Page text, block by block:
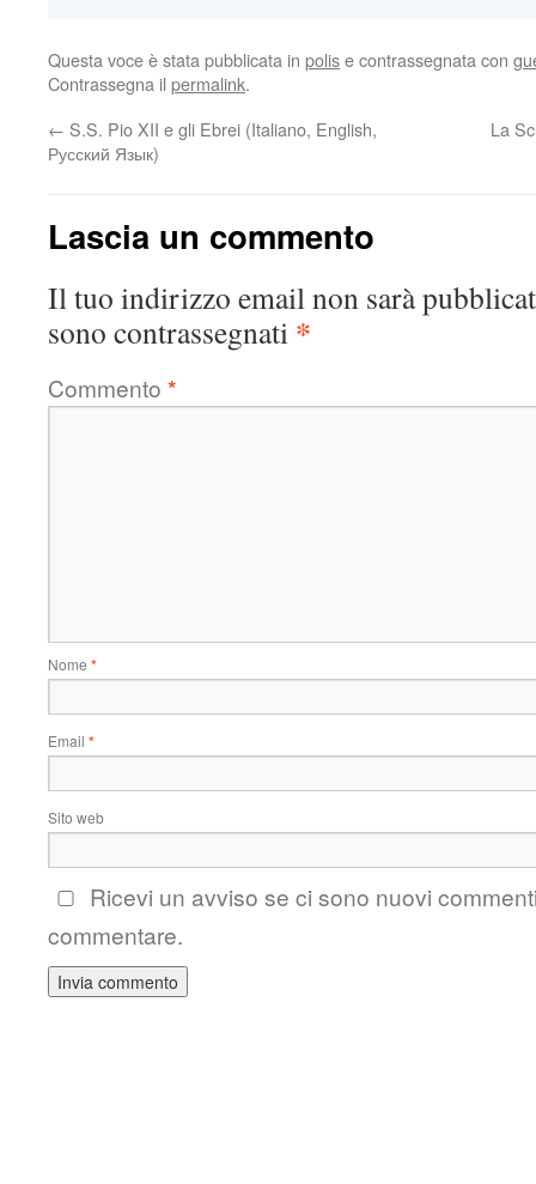
Questa voce è stata pubblicata in polise contrassegnata con
Contrassegna il permalink.
← S.S. Pio XII e gli Ebrei (Italiano, English,
Русский Язык)
La
Lascia un commento
Il tuo indirizzo email non sarà
sono contrassegnati *
Commento *
Nome *
Email *
Sito web
Ricevi un avviso se ci sono nuovi
commentare.